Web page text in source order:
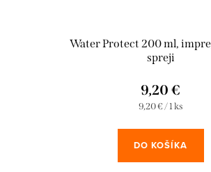
Water Protect 200 ml,
spreji
9,20 €
Jednotková
9,20 € / 1 ks
DO KOŠÍKA